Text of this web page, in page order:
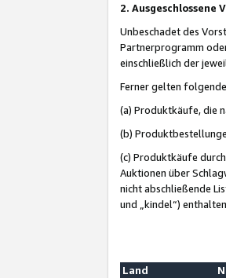
2. Ausgeschlossene
Unbeschadet des
Partnerprogramm
einschließlich der
Ferner gelten
(a) Produktkäufe, die
(b)
(c) Produktkäufe
Auktionen über
nicht abschließende
und „kindel“) enthalten
Land